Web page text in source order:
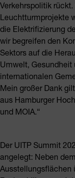
Verkehrspolitik
Leuchtturmprojekte
die Elektrifizierung
wir begreifen den
Sektors auf die
Umwelt,
internationalen
Mein großer Dank
aus Hamburger
und MOIA.“
Der UITP Summit
angelegt: Neben
Ausstellungsflächen